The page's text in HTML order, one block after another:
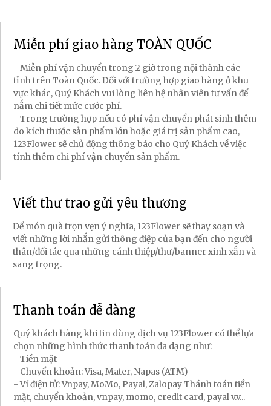
Miễn phí giao hàng TOÀN QUỐC
- Miễn phí vận chuyển trong 2 giờ trong nội thành các
tỉnh trên Toàn Quốc. Đối với trường hợp giao hàng ở khu
vực khác, Quý Khách vui lòng liên hệ nhân viên tư vấn để
nắm chi tiết mức cước phí.
- Trong trường hợp nếu có phí vận chuyển phát sinh thêm
do kích thước sản phẩm lớn hoặc giá trị sản phẩm cao,
123Flower sẽ chủ động thông báo cho Quý Khách về việc
tính thêm chi phí vận chuyển sản phẩm.
Viết thư trao gửi yêu thương
Để món quà trọn vẹn ý nghĩa, 123Flower sẽ thay soạn và
viết những lời nhắn gửi thông điệp của bạn đến cho người
thân/đối tác qua những cánh thiệp/thư/banner xinh xắn và
sang trọng.
Thanh toán dễ dàng
Quý khách hàng khi tin dùng dịch vụ 123Flower có thể lựa
chọn những hình thức thanh toán đa dạng như:
- Tiền mặt
- Chuyển khoản: Visa, Mater, Napas (ATM)
- Ví điện tử: Vnpay, MoMo, Payal, Zalopay Thánh toán tiền
mặt, chuyển khoản, vnpay, momo, credit card, payal v.v...